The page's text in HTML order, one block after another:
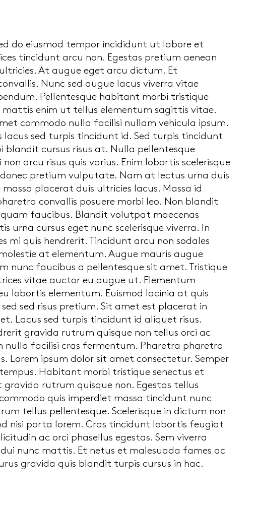
do eiusmod tempor incididunt ut labore et
tincidunt arcu non. Egestas pretium aenean
At augue eget arcu dictum. Et
Nunc sed augue lacus viverra vitae
Pellentesque habitant morbi tristique
enim ut tellus elementum sagittis vitae.
commodo nulla facilisi nullam vehicula ipsum.
lacus sed turpis tincidunt id. Sed turpis tincidunt
blandit cursus risus at. Nulla pellentesque
arcu risus quis varius. Enim lobortis scelerisque
pretium vulputate. Nam at lectus urna duis
placerat duis ultricies lacus. Massa id
convallis posuere morbi leo. Non blandit
faucibus. Blandit volutpat maecenas
urna cursus eget nunc scelerisque viverra. In
mi quis hendrerit. Tincidunt arcu non sodales
at elementum. Augue mauris augue
nunc faucibus a pellentesque sit amet. Tristique
vitae auctor eu augue ut. Elementum
lobortis elementum. Euismod lacinia at quis
sed risus pretium. Sit amet est placerat in
Lacus sed turpis tincidunt id aliquet risus.
gravida rutrum quisque non tellus orci ac
facilisi cras fermentum. Pharetra pharetra
Lorem ipsum dolor sit amet consectetur. Semper
Habitant morbi tristique senectus et
rutrum quisque non. Egestas tellus
quis imperdiet massa tincidunt nunc
tellus pellentesque. Scelerisque in dictum non
nisi porta lorem. Cras tincidunt lobortis feugiat
ac orci phasellus egestas. Sem viverra
nunc mattis. Et netus et malesuada fames ac
gravida quis blandit turpis cursus in hac.